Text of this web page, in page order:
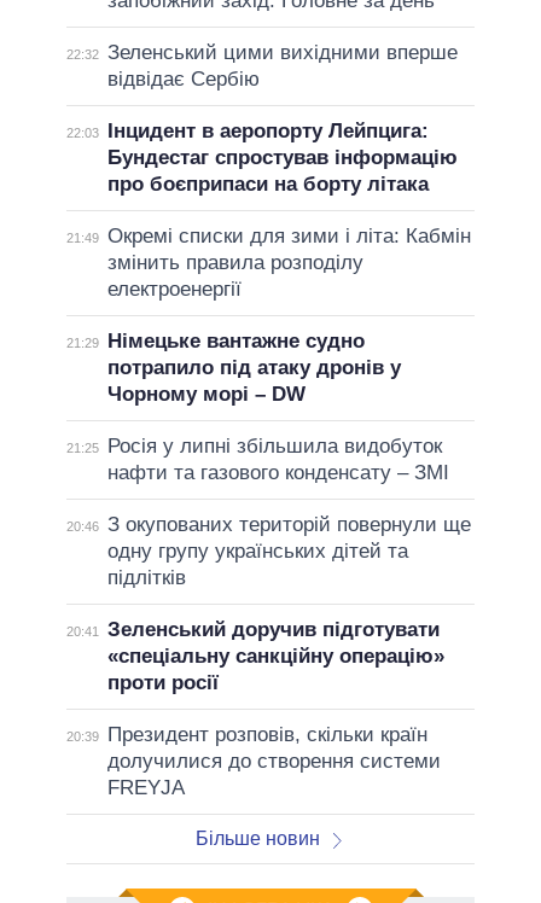
22:32 Зеленський цими вихідними вперше
відвідає Сербію
22:03
Інцидент в аеропорту Лейпцига:
Бундестаг спростував інформацію
про боєприпаси на борту літака
21:49 Окремі списки для зими і літа: Кабмін
змінить правила розподілу
електроенергії
21:29
Німецьке вантажне судно
потрапило під атаку дронів у
Чорному морі – DW
21:25
Росія у липні збільшила видобуток
нафти та газового конденсату – ЗМІ
20:46 З окупованих територій повернули ще
одну групу українських дітей та
підлітків
20:41
Зеленський доручив підготувати
«спеціальну санкційну операцію»
проти росії
20:39
Президент розповів, скільки країн
долучилися до створення системи
FREYJA
Більше новин